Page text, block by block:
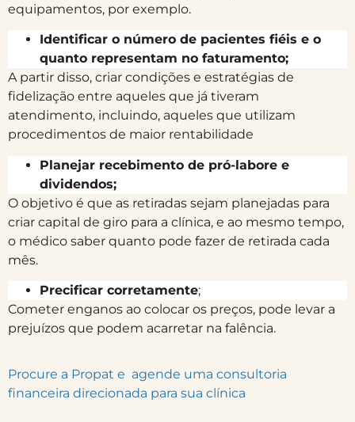
equipamentos, por exemplo.
Identificar o número de pacientes fiéis e o
quanto representam no faturamento;
A partir disso, criar condições e estratégias de
fidelização entre aqueles que já tiveram
atendimento, incluindo, aqueles que utilizam
procedimentos de maior rentabilidade
Planejar recebimento de pró-labore e
dividendos;
O objetivo é que as retiradas sejam planejadas para
criar capital de giro para a clínica, e ao mesmo tempo,
o médico saber quanto pode fazer de retirada cada
mês.
Precificar corretamente;
Cometer enganos ao colocar os preços, pode levar a
prejuízos que podem acarretar na falência.
Procure a Propat e agende uma consultoria
financeira direcionada para sua clínica